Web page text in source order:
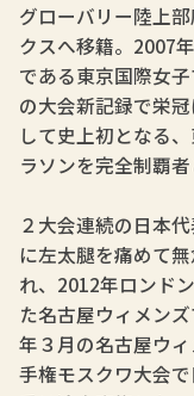
グローバリー陸上
クスへ移籍。2007
である東京国際女
の大会新記録で栄
して史上初となる
ラソンを完全制覇者
２大会連続の日本
に左太腿を痛めて
れ、2012年ロンド
た名古屋ウィメン
年３月の名古屋ウ
手権モスクワ大会